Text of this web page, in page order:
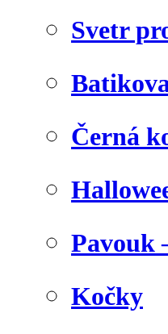
Svetr
Černá
Pavouk
Kočky